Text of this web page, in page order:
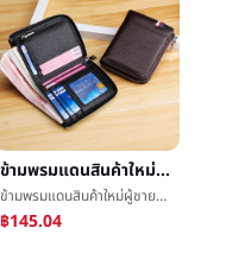
ข้ามพรมแดนสินค้าใหม่ผู้ชายกระเป๋าสตางค์rfidบัตรบรรจุภัณฑ์สั้นกระเป๋าสตางค์หัวชั้นcowhideบัตรบรรจุภัณฑ์ขโมยแปรงหญิงผู้ถือบัตรแพคเกจM
ข้ามพรมแดนสินค้าใหม่ผู้ชายกระเป๋าสตางค์rfidบัตรบรรจุภัณฑ์สั้นกระเป๋าสตางค์หัวชั้นcowhideบัตรบรรจุภัณฑ์ขโมยแปรงหญิงผู้ถือบัตรแพคเกจM
฿145.04